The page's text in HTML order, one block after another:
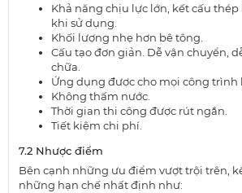
Khả năng chịu lực lớn, kết cấu
khi sử dụng.
Khối lượng nhẹ hơn bê tông.
Cấu tạo đơn giản. Dễ vận chuyển,
chữa.
Ứng dụng được cho mọi công trình
Không thấm nước.
Thời gian thi công được rút ngắn.
Tiết kiệm chi phí.
7.2 Nhược điểm
Bên cạnh những ưu điểm vượt trội trên,
những hạn chế nhất định như: